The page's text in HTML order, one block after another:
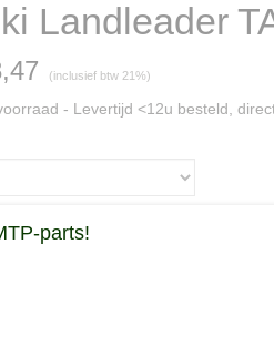
Landleader
(inclusief btw 21%)
- Levertijd <12u besteld,
IN WINKELWAGEN
parts!